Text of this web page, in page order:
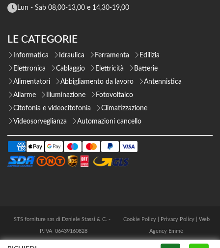
Lun - Sab 08,00-13,00 e 14,30-19,00
LE CATEGORIE
Informatica Idraulica Ferramenta
Edilizia
Elettronica
Cablaggio Elettricità
Batterie
Alimentatori
Abbigliamento da lavoro
Antennistica
Allarme
Illuminazione
Fotovoltaico
Citofonia e videocitofonia
Climatizzazione
Videosorveglianza
Automazioni cancello
STS forniture sas di Daniele Stassi & C. -
P.IVA 06439160828
Cookie Policy| Privacy Policy| Web
Agency Emmè